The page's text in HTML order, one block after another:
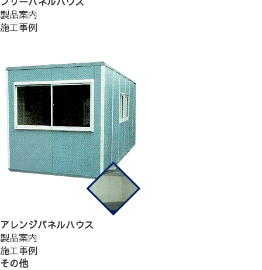
製品案内
施工事例
アレンジパネルハウス
製品案内
施工事例
その他